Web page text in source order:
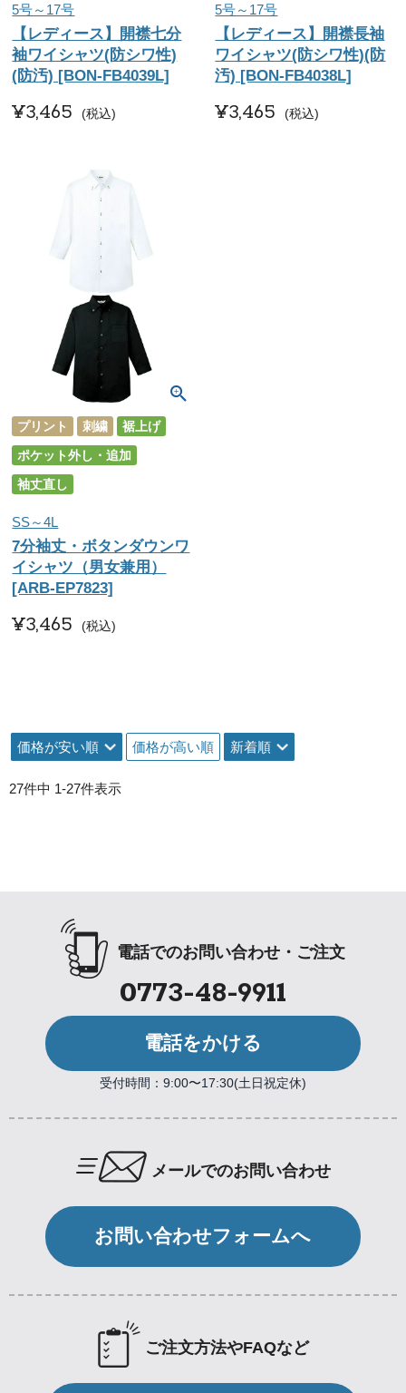
5号～17号
【レディース】開襟七分
袖ワイシャツ(防シワ性)
(防汚) [BON-FB4039L]
¥3,465 税込
5号～17号
【レディース】開襟長袖
ワイシャツ(防シワ性)(防
汚) [BON-FB4038L]
¥3,465 税込
プリント 刺繍
裾上げ
ポケット外し・追加
袖丈直し
SS～4L
7分袖丈・ボタンダウンワ
イシャツ（男女兼用）
[ARB-EP7823]
¥3,465 税込
価格が安い順 価格が高い順 新着順
27件中 1-27件表示
電話でのお問い合わせ・ご注文
0773-48-9911
電話をかける
受付時間：9:00〜17:30(土日祝定休)
メールでのお問い合わせ
お問い合わせフォームへ
ご注文方法やFAQなど